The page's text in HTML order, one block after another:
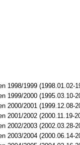
1998/1999 (1998.01.02-
1999/2000 (1995.03.10-
2000/2001 (1999.12.08-
2001/2002 (2000.11.19-
2002/2003 (2002.03.28-
2003/2004 (2000.06.14-